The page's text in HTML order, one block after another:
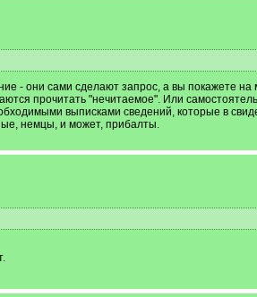
- они сами сделают запрос, а вы покажете
прочитать "нечитаемое". Или
выписками сведений, которые в
немцы, и может, прибалты.